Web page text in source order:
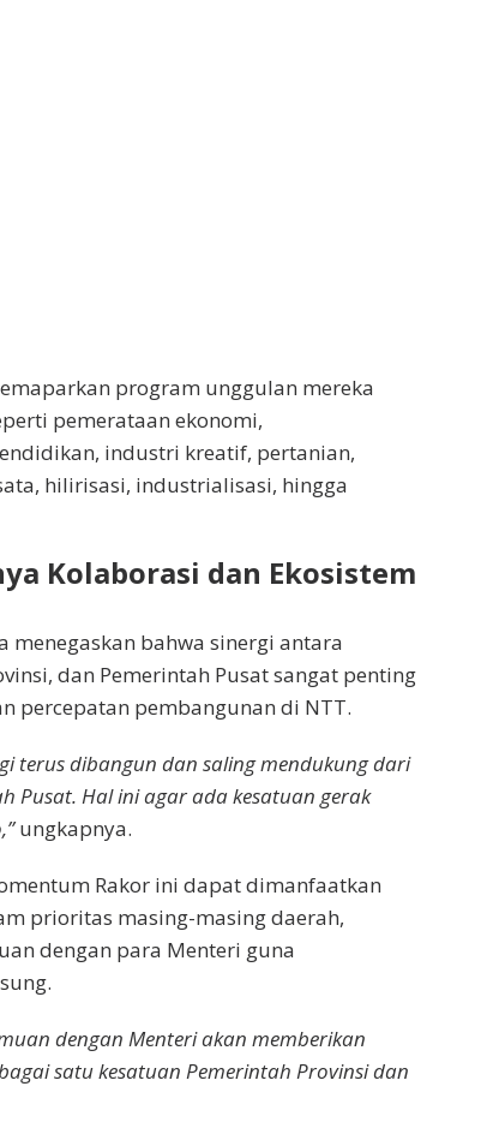
program unggulan mereka
pemerataan ekonomi,
industri kreatif, pertanian,
hilirisasi, industrialisasi, hingga
Kolaborasi dan Ekosistem
menegaskan bahwa sinergi antara
dan Pemerintah Pusat sangat penting
percepatan pembangunan di NTT.
terus dibangun dan saling mendukung dari
Pusat. Hal ini agar ada kesatuan gerak
ungkapnya.
Rakor ini dapat dimanfaatkan
prioritas masing-masing daerah,
dengan para Menteri guna
dengan Menteri akan memberikan
satu kesatuan Pemerintah Provinsi dan